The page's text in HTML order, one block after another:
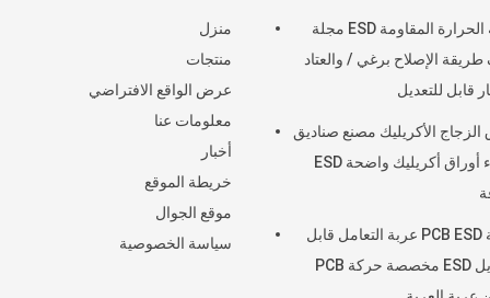
منزل
منتجات
عرض الواقع الافتراضي
معلومات عنا
أخبار
خريطة الموقع
موقع الجوال
سياسة الخصوصية
درجة الحرارة المقاومة ESD مجلة
الإصلاح برغي / والعتاد
قابل للتعديل
الزجاج الأكريليك مصنع صناديق
الضوء أوراق أكريليك واضحة ESD
حركة PCB ESD عربة التعامل قابل
للتعديل ESD مخصصة حركة PCB